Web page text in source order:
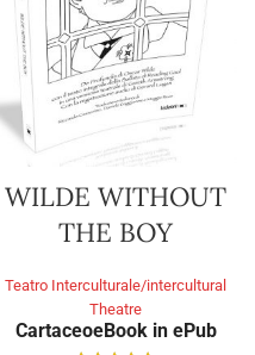
WILDE WITHOUT
THE BOY
Teatro Interculturale/intercultural
Theatre
CartaceoeBook in ePub